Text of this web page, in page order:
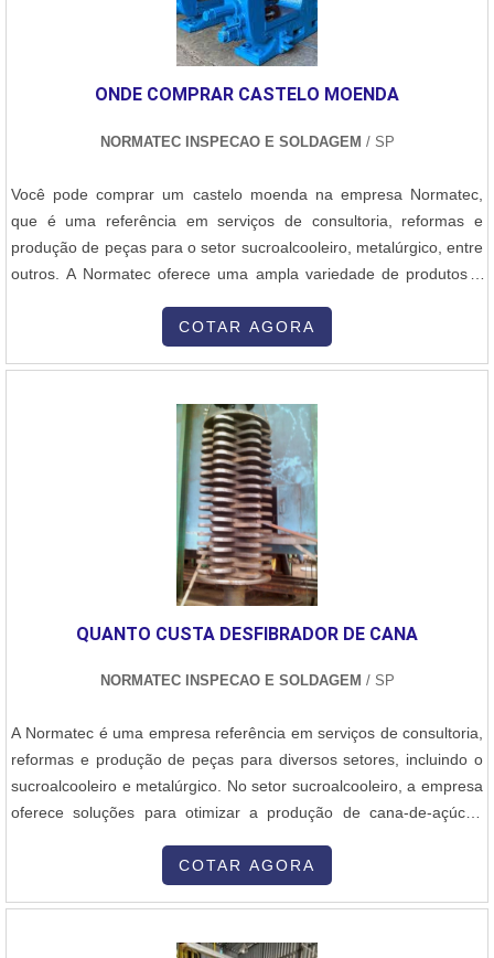
ONDE COMPRAR CASTELO MOENDA
NORMATEC INSPECAO E SOLDAGEM / SP
Você pode comprar um castelo moenda na empresa Normatec,
que é uma referência em serviços de consultoria, reformas e
produção de peças para o setor sucroalcooleiro, metalúrgico, entre
outros. A Normatec oferece uma ampla variedade de produtos e
procurando um castelo moenda, a empresa pode fornecer opções
que estão prontos para oferecer suporte e assistência durante todo
o processo de compra. A empresa também se destaca pelo seu
compromisso com a satisfação do cliente, garantindo a entrega
dos produtos dentro do prazo e oferecendo um excelente
atendimento pós-venda. Portanto, se você está interessado em
comprar um castelo moenda, entre em contato com a Normatec e
descubra as opções disponíveis.
COTAR AGORA
QUANTO CUSTA DESFIBRADOR DE CANA
NORMATEC INSPECAO E SOLDAGEM / SP
A Normatec é uma empresa referência em serviços de consultoria,
reformas e produção de peças para diversos setores, incluindo o
sucroalcooleiro e metalúrgico. No setor sucroalcooleiro, a empresa
oferece soluções para otimizar a produção de cana-de-açúcar,
equipamento utilizado para extrair o suco da cana-de-açúcar,
oferece desfibradores de cana de alta qualidade, desenvolvidos
COTAR AGORA